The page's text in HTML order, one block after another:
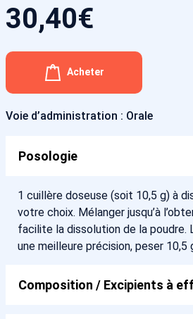
30,40€
Acheter
Voie d’administration : Orale
Posologie
1 cuillère doseuse (soit 10,5 g) à
votre choix. Mélanger jusqu’à
facilite la dissolution de la poudre.
une meilleure précision, peser 10,5
Composition / Excipients à